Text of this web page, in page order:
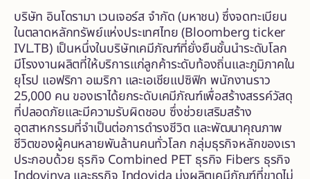
บริษัท อินโดรามา เวนเจอร์ส จำกัด (มหาชน) ซึ่งจดทะเบียน
ในตลาดหลักทรัพย์แห่งประเทศไทย (Bloomberg ticker
IVL.TB) เป็นหนึ่งในบริษัทเคมีภัณฑ์ที่ยั่งยืนชั้นนำระดับโลก
มีโรงงานผลิตที่ให้บริการแก่ลูกค้าระดับท้องถิ่นและภูมิภาคใน
ยุโรป แอฟริกา อเมริกา และเอเชียแปซิฟิก พนักงานราว
25,000 คน ของเราได้ยกระดับเคมีภัณฑ์เพื่อสร้างสรรค์วัสดุ
ที่ปลอดภัยและมีความรับผิดชอบ ซึ่งช่วยเสริมสร้าง
อุตสาหกรรมที่จำเป็นต่อการดำรงชีวิต และพัฒนาคุณภาพ
ชีวิตของผู้คนหลายพันล้านคนทั่วโลก กลุ่มธุรกิจหลักของเรา
ประกอบด้วย ธุรกิจ Combined PET ธุรกิจ Fibers ธุรกิจ